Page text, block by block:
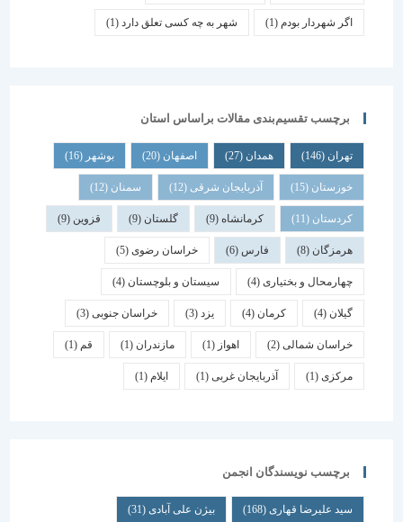
اگر شهردار بودم (1) شهر به چه کسی تعلق دارد(1)
برچسب تقسیم‌بندی مقالات براساس استان
همدان اصفهان (20) بوشهر
خوزستان(15) آذربایجان شرقی(12) سمنان (12)
کردستان(11) کرمانشاه(9) گلستان (9) قزوین
هرمزگان(8) فارس خراسان رضوی(5)
چهارمحال و بختیاری (4) سیستان و بلوچستان(4)
کرمان یزد خراسان جنوبی(3)
خراسان شمالی(2) اهواز مازندران(1) قم
(1) آذربایجان غربی(1) ایلام
برچسب نویسندگان انجمن
سید علیرضا قهاری(168) بیژن علی آبادی(31)